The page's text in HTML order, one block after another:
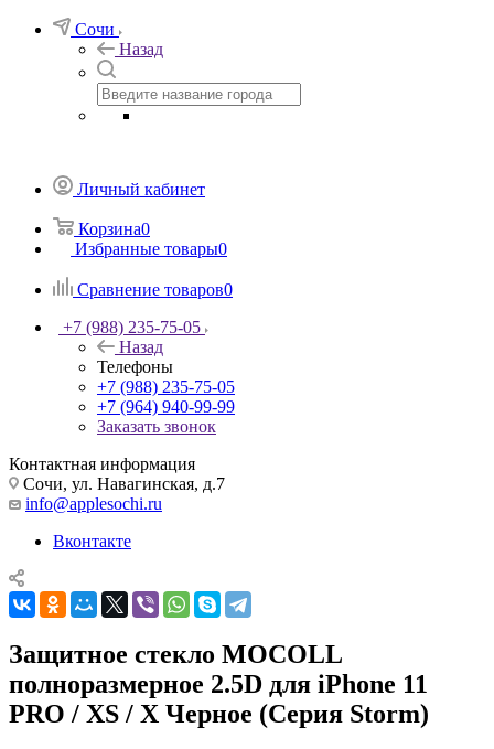
Сочи
Назад
Личный кабинет
Корзина0
Избранные товары0
Сравнение товаров0
+7 (988) 235-75-05
Назад
Телефоны
+7 (988) 235-75-05
+7 (964) 940-99-99
Заказать звонок
Контактная информация
Сочи, ул. Навагинская, д.7
info@applesochi.ru
Вконтакте
Защитное стекло MOCOLL
полноразмерное 2.5D для iPhone 11
PRO / XS / X Черное (Серия Storm)